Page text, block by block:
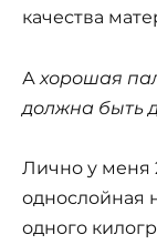
качества
А хорошая
должна быть
Лично у меня
однослойная
одного